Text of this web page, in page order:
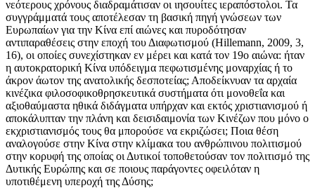
νεότερους χρόνους διαδραμάτισαν οι ιησουίτες ιεραπόστολοι. Τα
συγγράμματά τους αποτέλεσαν τη βασική πηγή γνώσεων των
Ευρωπαίων για την Κίνα επί αιώνες και πυροδότησαν
αντιπαραθέσεις στην εποχή του Διαφωτισμού (Hillemann, 2009, 3,
16), οι οποίες συνεχίστηκαν εν μέρει και κατά τον 19ο αιώνα: ήταν
η αυτοκρατορική Κίνα υπόδειγμα πεφωτισμένης μοναρχίας ή το
άκρον άωτον της ανατολικής δεσποτείας; Αποδείκνυαν τα αρχαία
κινέζικα φιλοσοφικοθρησκευτικά συστήματα ότι μονοθεΐα και
αξιοθαύμαστα ηθικά διδάγματα υπήρχαν και εκτός χριστιανισμού ή
αποκάλυπταν την πλάνη και δεισιδαιμονία των Κινέζων που μόνο ο
εκχριστιανισμός τους θα μπορούσε να εκριζώσει; Ποια θέση
αναλογούσε στην Κίνα στην κλίμακα του ανθρώπινου πολιτισμού
στην κορυφή της οποίας οι Δυτικοί τοποθετούσαν τον πολιτισμό της
Δυτικής Ευρώπης και σε ποιους παράγοντες οφειλόταν η
υποτιθέμενη υπεροχή της Δύσης;